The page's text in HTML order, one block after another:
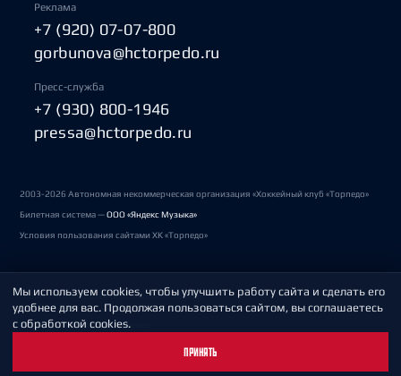
Реклама
+7 (920) 07-07-800
gorbunova@hctorpedo.ru
Пресс-служба
+7 (930) 800-1946
pressa@hctorpedo.ru
2003-2026 Автономная некоммерческая организация «Хоккейный клуб «Торпедо»
Билетная система —ООО «Яндекс Музыка»
Условия пользования сайтами ХК «Торпедо»
Политика обработки персональных данных
Пользовательское соглашение
Мы используем cookies, чтобы улучшить работу сайта и сделать его
удобнее для вас. Продолжая пользоваться сайтом, вы соглашаетесь
с обработкой cookies.
ПРИНЯТЬ